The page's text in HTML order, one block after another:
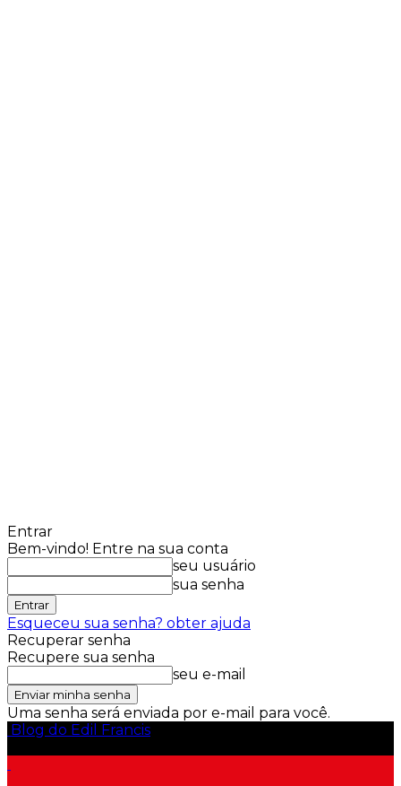
Entrar
Bem-vindo! Entre na sua conta
seu usuário
sua senha
Esqueceu sua senha? obter ajuda
Recuperar senha
Recupere sua senha
seu e-mail
Uma senha será enviada por e-mail para você.
Blog do Edil Francis